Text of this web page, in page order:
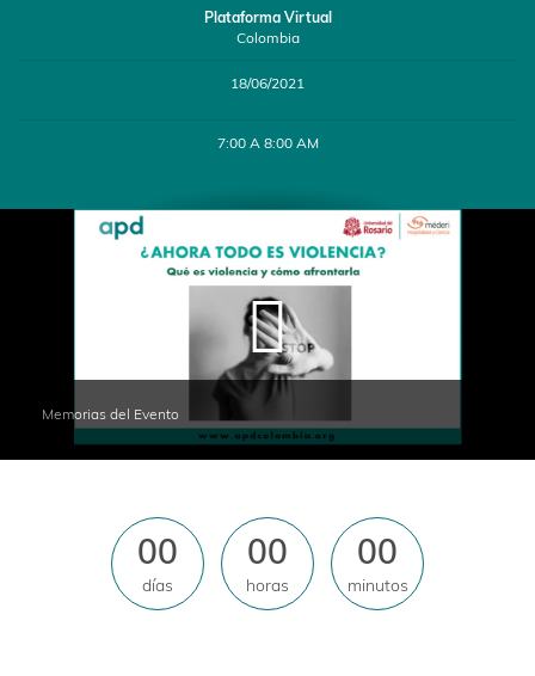
Plataforma Virtual
Colombia
18/06/2021
7:00 A 8:00 AM
Memorias del Evento
00
días
00
horas
00
minutos